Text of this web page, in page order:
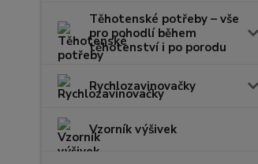
Těhotenské potřeby – vše
pro pohodlí během
těhotenství i po porodu
Rychlozavinovačky
Vzorník výšivek